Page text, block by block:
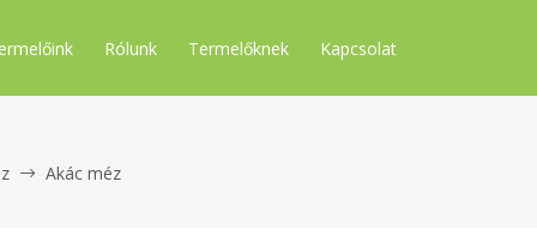
Rólunk Termelőknek Kapcsolat
Akác méz